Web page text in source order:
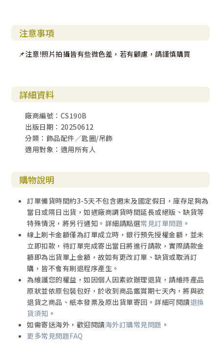
注意事項
📌注意!照片拍攝皆有些微色差，若有顧慮，請謹慎購買
詳細資料
廠商編號：CS190B
出版日期：20250612
分類：飾品配件／匙圈/吊飾
適用對象：適用所有人
購物說明
訂單備貨時間約3-5天不包含週末及國定假日，庫存足夠為
當日或隔日出貨，如遇廠商調貨時間延長或絕版、缺貨等
特殊情況，將另行通知。詳細請點選常見訂單問題 。
線上刷卡金額僅為訂單成立時，銀行預先授權金額，並未
立即扣款，待訂單完成寄出當日將進行請款，實際請款金
額即為出貨單上金額，故如有更改訂單、缺貨或取消訂
購，皆不會有刷退程序產生。
為維護您的權益，如因個人因素欲辦理退貨，請維持產品
原狀並依原包裝包好，於收到商品鑑賞期七天內，將與欲
退貨之商品、紙本發票及原出貨單寄回。詳細可閱讀退換
貨須知 。
如需寄送海外，歡迎閱讀海外訂購常見問題 。
更多常見問題FAQ